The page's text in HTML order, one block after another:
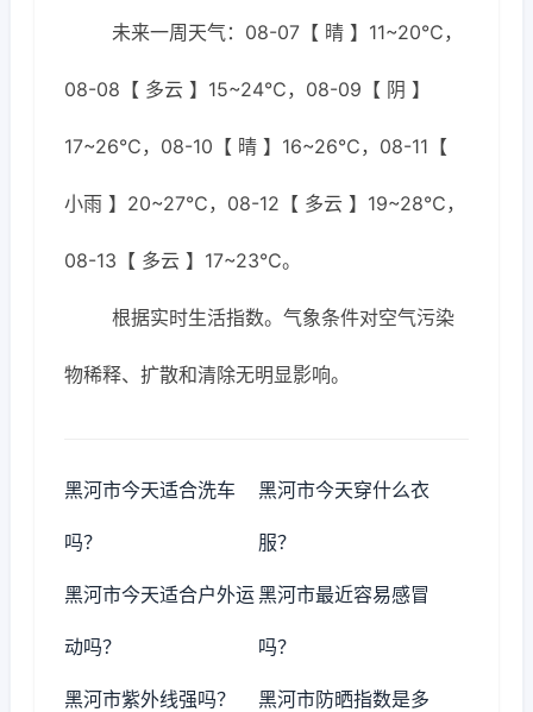
未来一周天气：08-07【 晴 】11~20℃，
08-08【 多云 】15~24℃，08-09【 阴 】
17~26℃，08-10【 晴 】16~26℃，08-11【
小雨 】20~27℃，08-12【 多云 】19~28℃，
08-13【 多云 】17~23℃。
根据实时生活指数。气象条件对空气污染
物稀释、扩散和清除无明显影响。
黑河市今天适合洗车
吗？
黑河市今天穿什么衣
服？
黑河市今天适合户外运
动吗？
黑河市最近容易感冒
吗？
黑河市紫外线强吗？ 黑河市防晒指数是多